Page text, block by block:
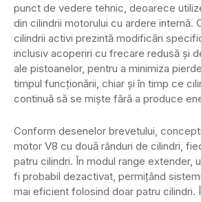
punct de vedere tehnic, deoarece
din cilindrii motorului cu ardere internă.
cilindrii activi prezintă modificări
inclusiv acoperiri cu frecare redusă și
ale pistoanelor, pentru a minimiza
timpul funcționării, chiar și în timp ce
continuă să se miște fără a produce
Conform desenelor brevetului,
motor V8 cu două rânduri de cilindri,
patru cilindri. În modul range extender,
fi probabil dezactivat, permițând
mai eficient folosind doar patru cilindri.